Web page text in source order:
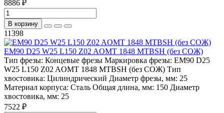
8886 ₽
В корзину
11398
EM90 D25 W25 L150 Z02 AOMT 1848 MTBSH (без СОЖ)
Тип фрезы: Концевые фрезы Маркировка фрезы: EM90 D25
W25 L150 Z02 AOMT 1848 MTBSH (без СОЖ) Тип
хвостовика: Цилиндрический Диаметр фрезы, мм: 25
Материал корпуса: Сталь Общая длина, мм: 150 Диаметр
хвостовика, мм: 25
7522 ₽